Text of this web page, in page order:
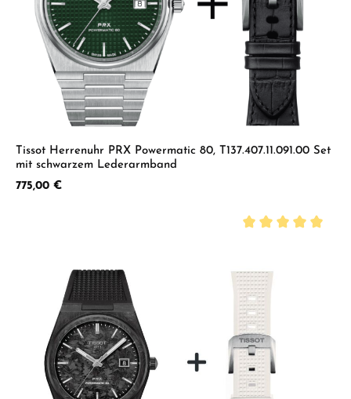
Tissot Herrenuhr PRX Powermatic 80, T137.407.11.091.00 Set
mit schwarzem Lederarmband
Regulärer Preis:
775,00 €